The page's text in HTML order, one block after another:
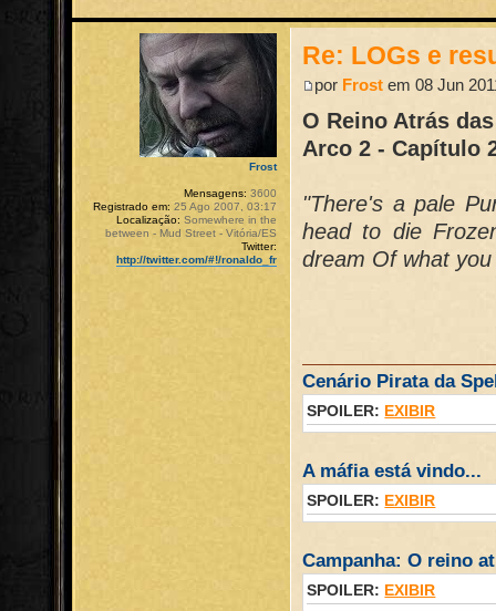
Re: LOGs e
por Frost em 08 Jun
O Reino Atrás
Arco 2 - Capítulo
"There's a pale
head to die
dream Of what
Cenário Pirata da
SPOILER: EXIBIR
A máfia está vindo...
SPOILER: EXIBIR
Campanha: O reino
SPOILER: EXIBIR
Frost
Mensagens: 3600
Registrado em: 25 Ago 2007, 03:17
Localização: Somewhere in the
between - Mud Street - Vitória/ES
Twitter:
http://twitter.com/#!/ronaldo_fr